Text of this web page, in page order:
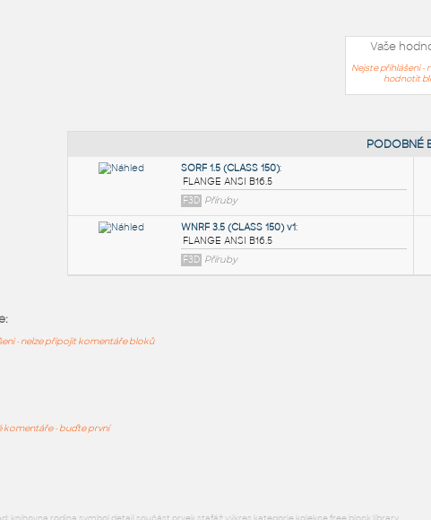
Vaše
Nejste přihlášeni -
hodnotit
- nelze připojit komentáře bloků
komentáře - buďte první
knihovna rodina symbol detail součást prvek stafáž výkres kategorie kolekce free block library